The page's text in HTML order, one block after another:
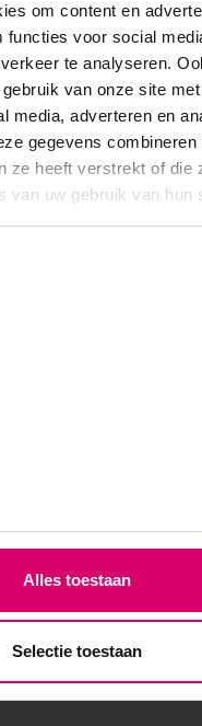
om content en
functies voor social
te analyseren.
van onze site
media, adverteren en
gegevens combineren
ze heeft verstrekt of die
van uw gebruik van hun
Alles toestaan
Selectie toestaan